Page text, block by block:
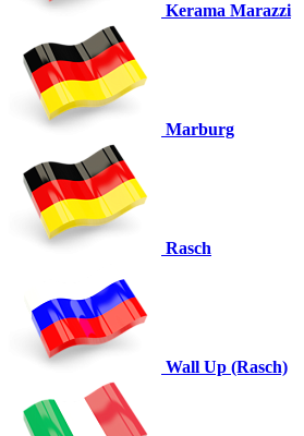
Kerama Marazzi
Marburg
Rasch
Wall Up (Rasch)